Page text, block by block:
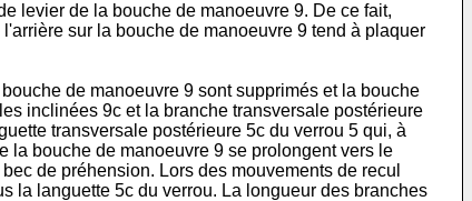
levier de la bouche de manoeuvre 9. De ce fait,
sur la bouche de manoeuvre 9 tend à plaquer
de manoeuvre 9 sont supprimés et la bouche
inclinées 9c et la branche transversale postérieure
transversale postérieure 5c du verrou 5 qui, à
la bouche de manoeuvre 9 se prolongent vers le
de préhension. Lors des mouvements de recul
la languette 5c du verrou. La longueur des branches